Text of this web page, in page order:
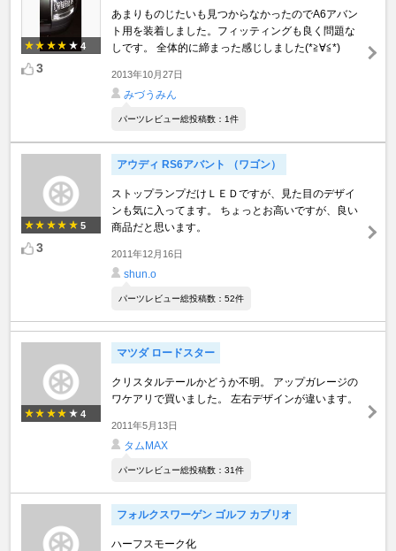
4
3
あまりものじたいも見つからなかったのでA6アバン
ト用を装着しました。フィッティングも良く問題な
しです。 全体的に締まった感じしました(*≧∀≦*)
2013年10月27日
みづうみん
パーツレビュー総投稿数：1件
5
3
アウディ RS6アバント （ワゴン）
ストップランプだけＬＥＤですが、見た目のデザイ
ンも気に入ってます。 ちょっとお高いですが、良い
商品だと思います。
2011年12月16日
shun.o
パーツレビュー総投稿数：52件
4
マツダ ロードスター
クリスタルテールかどうか不明。 アップガレージの
ワケアリで買いました。 左右デザインが違います。
2011年5月13日
タムMAX
パーツレビュー総投稿数：31件
フォルクスワーゲン ゴルフ カブリオ
ハーフスモーク化